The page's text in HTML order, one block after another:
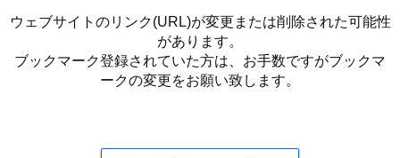
ウェブサイトのリンク(URL)が変更または削除された可能性
があります。
ブックマーク登録されていた方は、お手数ですがブックマ
ークの変更をお願い致します。